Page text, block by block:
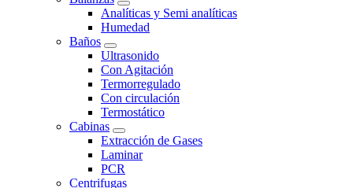
Analíticas y Semi analíticas
Humedad
Baños
Ultrasonido
Con Agitación
Termorregulado
Con circulación
Termostático
Cabinas
Extracción de Gases
Laminar
PCR
Centrifugas